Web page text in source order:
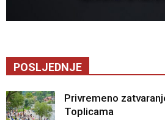
POSLJEDNJE
Privremeno
Toplicama